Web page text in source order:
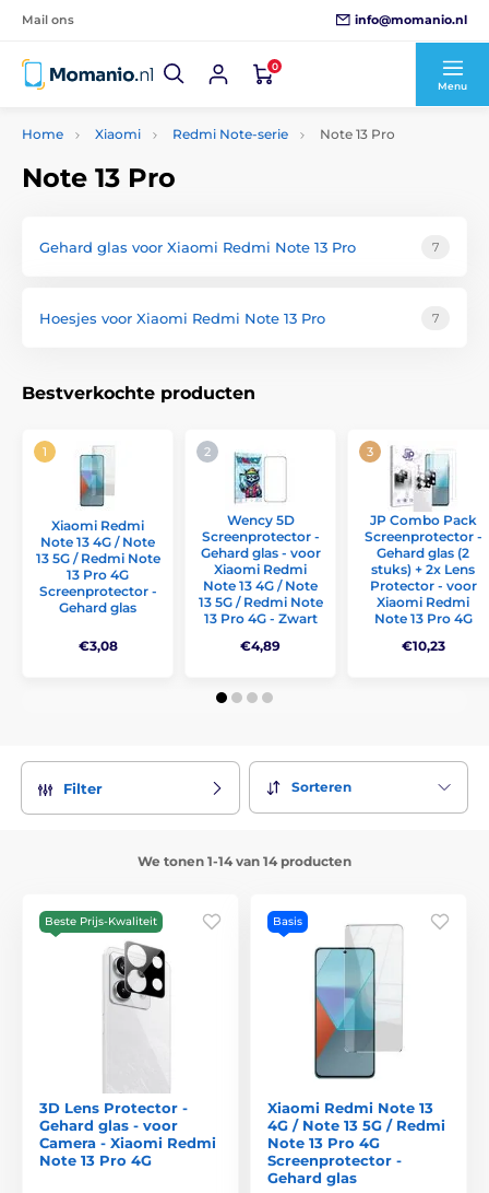
Mail ons info@momanio.nl
0
Menu
Home Xiaomi Redmi Note-serie Note 13 Pro
Note 13 Pro
Gehard glas voor Xiaomi Redmi Note 13 Pro 7
Hoesjes voor Xiaomi Redmi Note 13 Pro 7
Bestverkochte producten
Xiaomi Redmi
Note 13 4G / Note
13 5G / Redmi Note
13 Pro 4G
Screenprotector -
Gehard glas
€3,08
Wency 5D
Screenprotector -
Gehard glas - voor
Xiaomi Redmi
Note 13 4G / Note
13 5G / Redmi Note
13 Pro 4G - Zwart
€4,89
JP Combo Pack
Screenprotector -
Gehard glas (2
stuks) + 2x Lens
Protector - voor
Xiaomi Redmi
Note 13 Pro 4G
€10,23
Filter Sorteren
We tonen 1-14 van 14 producten
Beste Prijs-Kwaliteit
3D Lens Protector -
Gehard glas - voor
Camera - Xiaomi Redmi
Note 13 Pro 4G
Basis
Xiaomi Redmi Note 13
4G / Note 13 5G / Redmi
Note 13 Pro 4G
Screenprotector -
Gehard glas